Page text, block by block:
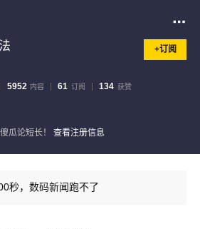
+订阅
5952 内容 61 订阅 134 获赞
瓜论短长！ 查看注册信息
秒，数码新闻跑不了